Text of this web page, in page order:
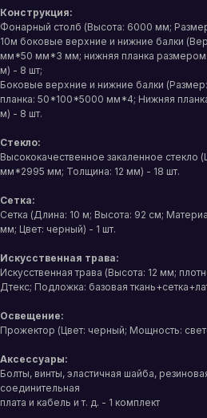
Конструкция:
Фонарный столб (Высота: 6000 мм;
10м боковые верхние и нижние балки
мм*50 мм*3 мм; нижняя планка
м) - 8 шт;
Боковые верхние и нижние балки
планка: 50*100*5000 мм*4; Нижняя
м) - 8 шт.
Стекло:
Высококачественное закаленное стекло
мм*2995 мм; Толщина: 12 мм) - 18 шт.
Сетка:
Сетка (Длина: 10 м; Высота: 92 см;
мм; Цвет: черный) - 1 шт.
Искусственная трава:
Искусственная трава (Высота: 12 мм;
Дтекс; Подложка: базовая
Освещение:
Прожектор (Цвет: черный; Мощность:
Аксессуары:
Болты, винты, эластичная шайба,
соединительная
плата и кабель и т. д. - 1 комплект